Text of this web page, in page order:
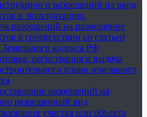
и разрешений на ввод
в эксплуатацию.
разрешений на размещение
в соответствии со статьей
Земельного кодекса РФ
регистрация и выдача
плана земельного
разрешений на
разрешенный вид
участка или объекта